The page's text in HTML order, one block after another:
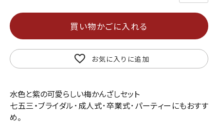
お気に入りに追加
買い物かごに入れる
水色と紫の可愛らしい梅かんざしセット
七五三・ブライダル･成人式･卒業式･パーティーにもおすす
め。